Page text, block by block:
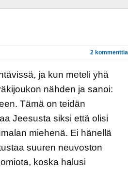
2 kommenttia
ja kun meteli yhä
nähden ja sanoi:
Tämä on teidän
Jeesusta siksi että olisi
miehenä. Ei hänellä
suuren neuvoston
koska halusi